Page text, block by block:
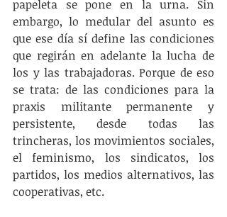
papeleta se pone en la urna. Sin
embargo, lo medular del asunto es
que ese día sí define las condiciones
que regirán en adelante la lucha de
los y las trabajadoras. Porque de eso
se trata: de las condiciones para la
praxis militante permanente y
persistente, desde todas las
trincheras, los movimientos sociales,
el feminismo, los sindicatos, los
partidos, los medios alternativos, las
cooperativas, etc.